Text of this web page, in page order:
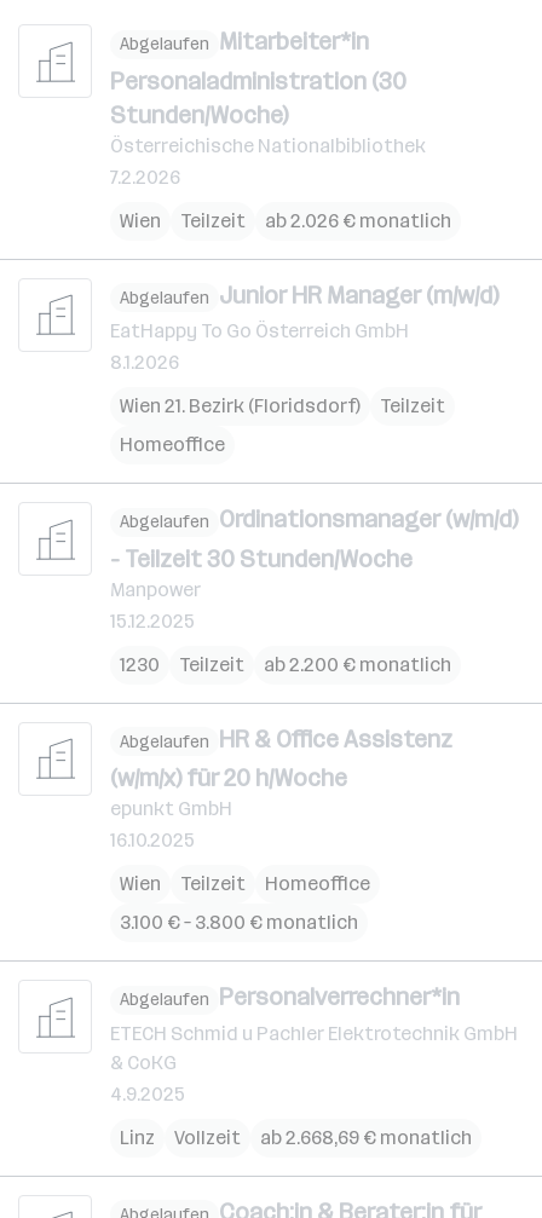
Abgelaufen Mitarbeiter*in
Personaladministration (30
Stunden/Woche)
Österreichische Nationalbibliothek
7.2.2026
Wien
Teilzeit ab 2.026 € monatlich
Abgelaufen Junior HR Manager (m/w/d)
EatHappy To Go Österreich GmbH
8.1.2026
Wien 21. Bezirk (Floridsdorf)
Teilzeit
Homeoffice
Abgelaufen Ordinationsmanager (w/m/d)
- Teilzeit 30 Stunden/Woche
Manpower
15.12.2025
1230
Teilzeit ab 2.200 € monatlich
Abgelaufen HR & Office Assistenz
(w/m/x) für 20 h/Woche
epunkt GmbH
16.10.2025
Wien
Teilzeit
Homeoffice
3.100 € – 3.800 € monatlich
Abgelaufen Personalverrechner*in
ETECH Schmid u Pachler Elektrotechnik GmbH
& CoKG
4.9.2025
Linz
Vollzeit ab 2.668,69 € monatlich
Coach:in & Berater:in für